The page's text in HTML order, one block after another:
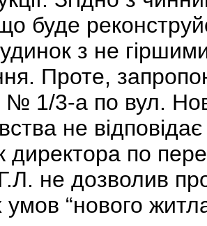
буде
з не
Проте,
№ 1/3-а по вул.
не
директора по
не дозволив
умов “нового